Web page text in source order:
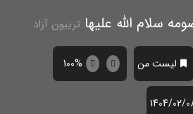
سلام الله علیها تریبون آزاد
لیست من 100%
1404/02/